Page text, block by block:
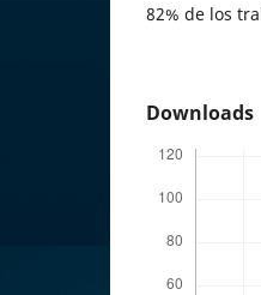
82% de los
Downloads